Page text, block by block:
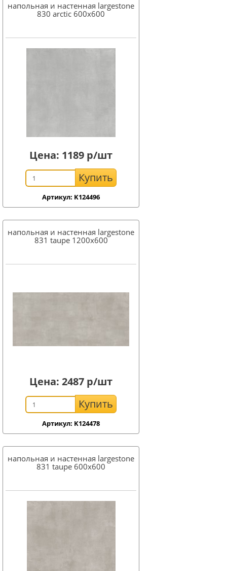
напольная и настенная largestone
830 arctic 600x600
Цена: 1189 р/шт
Купить
Артикул: K124496
напольная и настенная largestone
831 taupe 1200x600
Цена: 2487 р/шт
Купить
Артикул: K124478
напольная и настенная largestone
831 taupe 600x600